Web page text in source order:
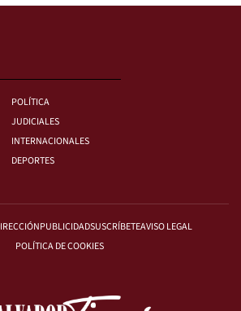
POLÍTICA
JUDICIALES
INTERNACIONALES
DEPORTES
PUBLICIDADSUSCRÍBETEAVISO LEGAL
POLÍTICA DE COOKIES